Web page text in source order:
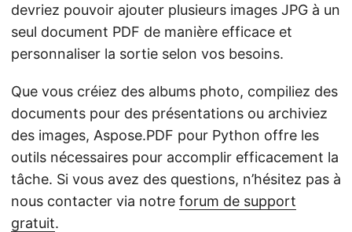
devriez pouvoir ajouter plusieurs images JPG à un
seul document PDF de manière efficace et
personnaliser la sortie selon vos besoins.
Que vous créiez des albums photo, compiliez des
documents pour des présentations ou archiviez
des images, Aspose.PDF pour Python offre les
outils nécessaires pour accomplir efficacement la
tâche. Si vous avez des questions, n’hésitez pas à
nous contacter via notre forum de support
gratuit.